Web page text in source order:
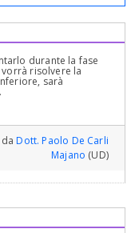
durante la fase
risolvere la
sarà
daDott. Paolo De Carli
Majano (UD)